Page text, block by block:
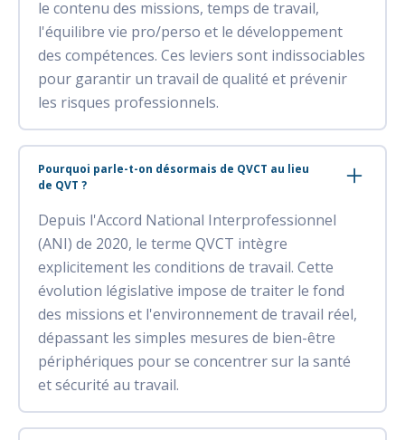
le contenu des missions, temps de travail,
l'équilibre vie pro/perso et le développement
des compétences. Ces leviers sont indissociables
pour garantir un travail de qualité et prévenir
les risques professionnels.
Pourquoi parle-t-on désormais de QVCT au lieu
de QVT ?
Depuis l'Accord National Interprofessionnel
(ANI) de 2020, le terme QVCT intègre
explicitement les conditions de travail. Cette
évolution législative impose de traiter le fond
des missions et l'environnement de travail réel,
dépassant les simples mesures de bien-être
périphériques pour se concentrer sur la santé
et sécurité au travail.